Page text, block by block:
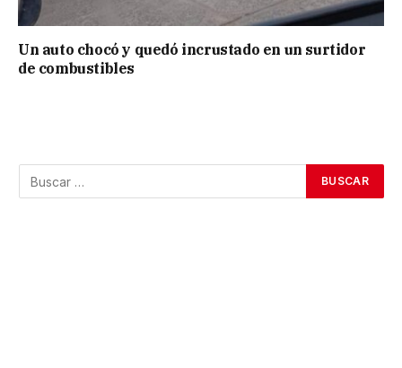
Un auto chocó y quedó incrustado en un surtidor
de combustibles